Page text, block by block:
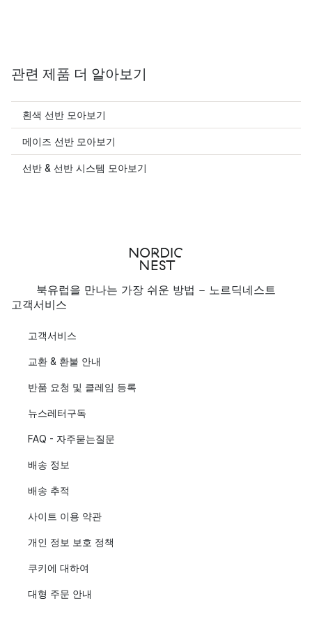
관련 제품 더 알아보기
흰색 선반 모아보기
메이즈 선반 모아보기
선반 & 선반 시스템 모아보기
북유럽을 만나는 가장 쉬운 방법 - 노르딕네스트
고객서비스
고객서비스
교환 & 환불 안내
반품 요청 및 클레임 등록
뉴스레터구독
FAQ - 자주묻는질문
배송 정보
배송 추적
사이트 이용 약관
개인 정보 보호 정책
쿠키에 대하여
대형 주문 안내